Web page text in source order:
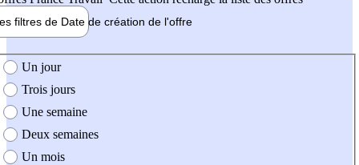
filtres de Date de création de l'offre
création de l'offre
Un jour
Trois jours
Une semaine
Deux semaines
Un mois